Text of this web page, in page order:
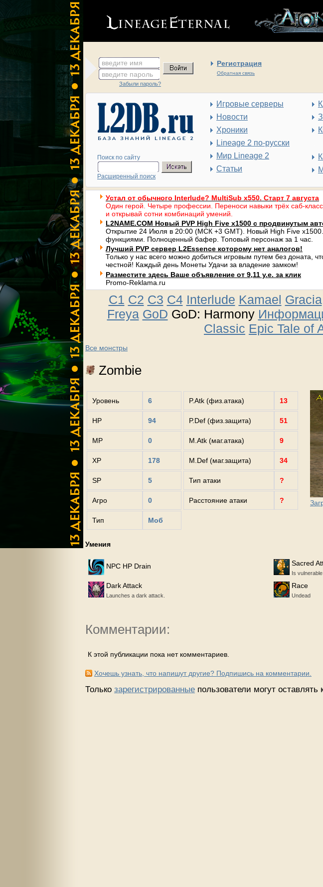
введите имя Регистрация
Обратная связь
введите пароль
Забыли пароль?
Поиск по сайту
Расширенный поиск
Игровые серверы
Новости
Хроники
Lineage 2 по-русски
Мир Lineage 2
Статьи
Устал от обычного Interlude? MultiSub x550. Старт 7 августа
Один герой. Четыре профессии. Переноси навыки трёх саб-
и открывай сотни комбинаций умений.
L2NAME.COM Новый PVP High Five x1500 с продвинутым
Открытие 24 Июля в 20:00 (МСК +3 GMT). Новый High Five
функциями. Полноценный бафер. Топовый персонаж за 1 час.
Лучший PVP сервер L2Essence которому нет аналогов!
Только у нас всего можно добиться игровым путем без доната,
честной! Каждый день Монеты Удачи за владение замком!
Разместите здесь Ваше объявление от 9,11 у.е. за клик
Promo-Reklama.ru
C1 C2 C3 C4 Interlude Kamael Gracia
Freya GoD GoD: Harmony
Classic Epic Tale of
Все монстры
Zombie
Уровень 6
HP 94
MP 0
XP 178
SP 5
Агро 0
Тип Моб
P.Atk (физ.атака) 13
P.Def (физ.защита) 51
M.Atk (маг.атака) 9
M.Def (маг.защита) 34
Тип атаки ?
Расстояние атаки ?
Умения
NPC HP Drain Sacred
Is
Dark Attack
Launches a dark attack.
Race
Undead
Комментарии:
К этой публикации пока нет комментариев.
Хочешь узнать, что напишут другие? Подпишись на комментарии.
Только зарегистрированные пользователи могут оставлять